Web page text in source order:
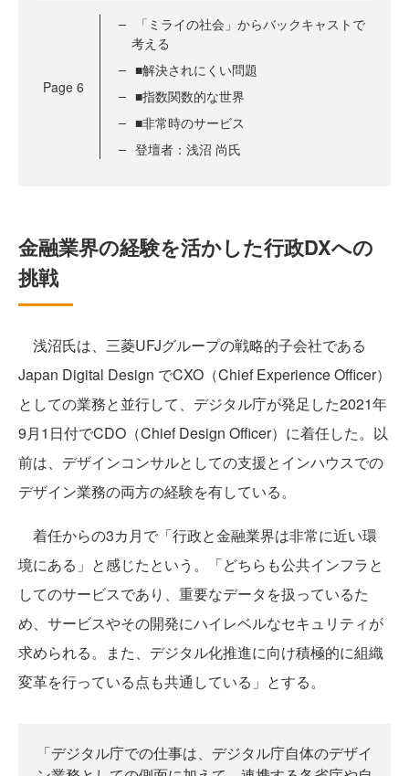
Page 6
「ミライの社会」からバックキャストで
考える
■解決されにくい問題
■指数関数的な世界
■非常時のサービス
登壇者：浅沼 尚氏
金融業界の経験を活かした行政DXへの
挑戦
浅沼氏は、三菱UFJグループの戦略的子会社である
Japan Digital Design でCXO（Chief Experience Officer）
としての業務と並行して、デジタル庁が発足した2021年
9月1日付でCDO（Chief Design Officer）に着任した。以
前は、デザインコンサルとしての支援とインハウスでの
デザイン業務の両方の経験を有している。
着任からの3カ月で「行政と金融業界は非常に近い環
境にある」と感じたという。「どちらも公共インフラと
してのサービスであり、重要なデータを扱っているた
め、サービスやその開発にハイレベルなセキュリティが
求められる。また、デジタル化推進に向け積極的に組織
変革を行っている点も共通している」とする。
「デジタル庁での仕事は、デジタル庁自体のデザイ